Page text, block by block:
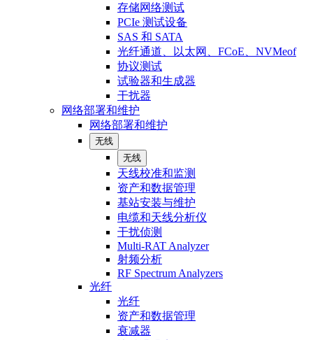
存储网络测试
PCIe 测试设备
SAS 和 SATA
光纤通道、以太网、FCoE、NVMeof
协议测试
试验器和生成器
干扰器
网络部署和维护
网络部署和维护
无线
无线
天线校准和监测
资产和数据管理
基站安装与维护
电缆和天线分析仪
干扰侦测
Multi-RAT Analyzer
射频分析
RF Spectrum Analyzers
光纤
光纤
资产和数据管理
衰减器